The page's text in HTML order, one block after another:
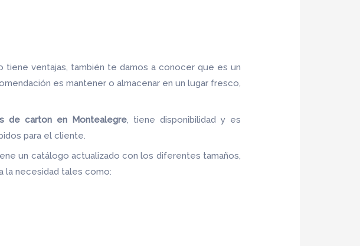
ventajas, también te damos a conocer que es un
es mantener o almacenar en un lugar fresco,
de carton en Montealegre, tiene disponibilidad y es
para el cliente.
un catálogo actualizado con los diferentes tamaños,
la necesidad tales como: